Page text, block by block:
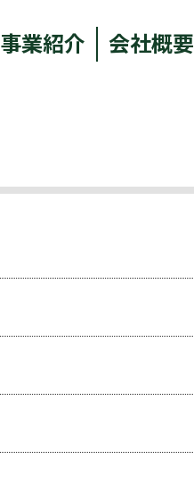
事業紹介 会社概要